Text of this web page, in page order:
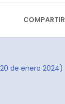
de enero 2024)